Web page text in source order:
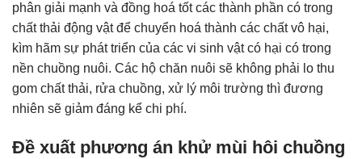
phân giải mạnh và đồng hoá tốt các thành phần có trong
chất thải động vật để chuyển hoá thành các chất vô hại,
kìm hãm sự phát triển của các vi sinh vật có hại có trong
nền chuồng nuôi. Các hộ chăn nuôi sẽ không phải lo thu
gom chất thải, rửa chuồng, xử lý môi trường thì đương
nhiên sẽ giảm đáng kể chi phí.
Đề xuất phương án khử mùi hôi chuồng